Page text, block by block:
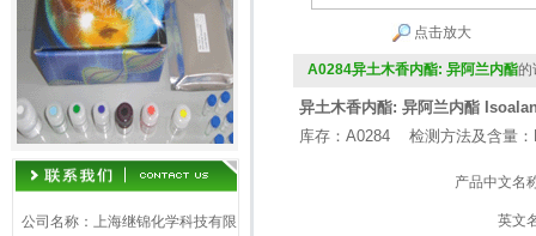
公司名称：上海继锦化学科技有限
点击放大
A0284异土木香内酯: 异阿兰内酯的
异土木香内酯: 异阿兰内酯
库存：A0284 检测方法及含量
产品中文名
英文